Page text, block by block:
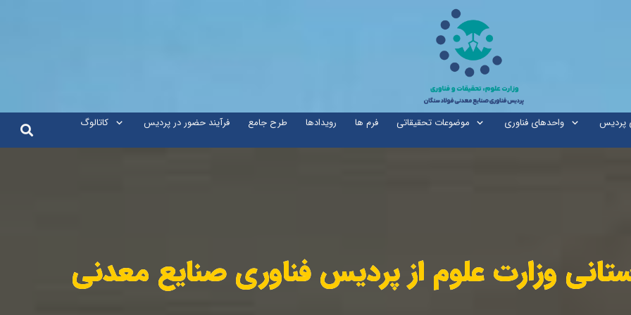
کاتالوگ فرآیند حضور در پردیس طرح جامع رویدادها فرم ها موضوعات تحقیقاتی واحدهای فناوری پردیس
وزارت علوم از پردیس فناوری صنایع معدنی
وزارت علوم از پردیس فناوری صنایع معدنی